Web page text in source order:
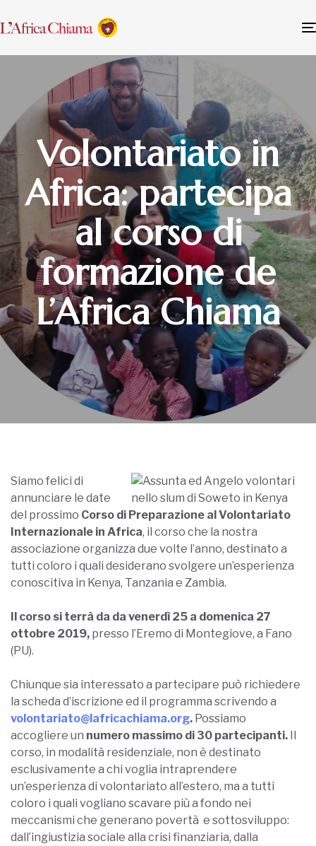
Volontariato in
Africa: partecipa
al corso di
formazione de
L’Africa Chiama
Siamo felici di
annunciare le date
del prossimo Corso di Preparazione al Volontariato
Internazionale in Africa, il corso che la nostra
associazione organizza due volte l’anno, destinato a
tutti coloro i quali desiderano svolgere un’esperienza
conoscitiva in Kenya, Tanzania e Zambia.
Il corso si terrà da da venerdì25 a domenica 27
ottobre 2019, presso l’Eremo di Montegiove, a Fano
(PU).
Chiunque sia interessato a partecipare può richiedere
la scheda d’iscrizione ed il programma scrivendo a
volontariato@lafricachiama.org. Possiamo
accogliere un numero massimo di 30 partecipanti.
corso, in modalità residenziale, non è destinato
esclusivamente a chi voglia intraprendere
un’esperienza di volontariato all’estero, ma a tutti
coloro i quali vogliano scavare più a fondo nei
meccanismi che generano povertà e sottosviluppo:
dall’ingiustizia sociale alla crisi finanziaria, dalla